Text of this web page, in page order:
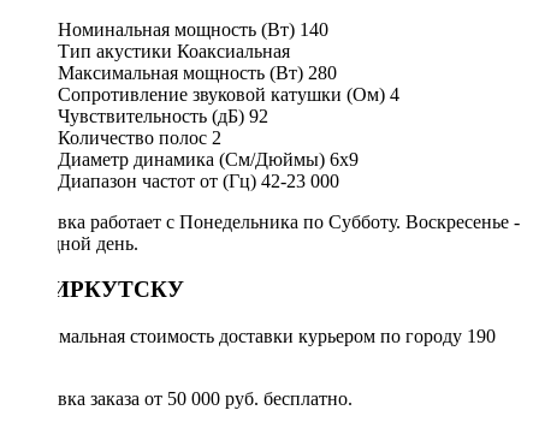
Номинальная мощность (Вт) 140
Тип акустики Коаксиальная
Максимальная мощность (Вт) 280
Сопротивление звуковой катушки (Ом) 4
Чувствительность (дБ) 92
Количество полос 2
Диаметр динамика (См/Дюймы) 6х9
Диапазон частот от (Гц) 42-23 000
Доставка работает с Понедельника по Субботу. Воскресенье -
выходной день.
ПО ИРКУТСКУ
Минимальная стоимость доставки курьером по городу 190
Доставка заказа от 50 000 руб. бесплатно.